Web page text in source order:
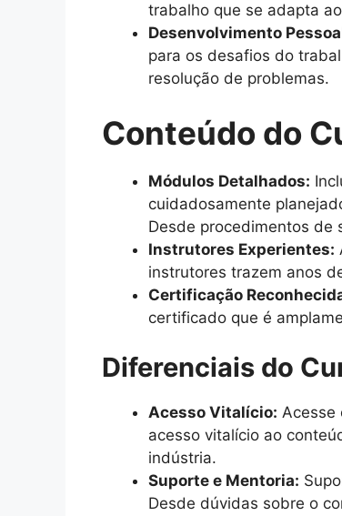
trabalho que se adapta
Desenvolvimento
para os desafios do
resolução de problemas.
Conteúdo do
Módulos Detalhados:
cuidadosamente
Desde procedimentos de
Instrutores Experientes:
instrutores trazem anos
Certificação
certificado que é
Diferenciais do
Acesso Vitalício: Acesse
acesso vitalício ao
indústria.
Suporte e Mentoria:
Desde dúvidas sobre o